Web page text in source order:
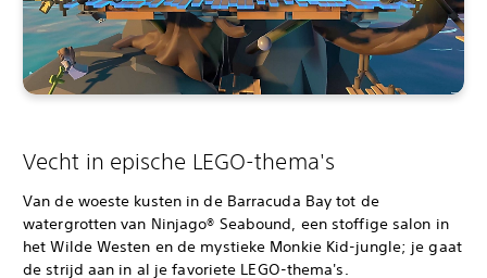
Vecht in epische LEGO-thema's
Van de woeste kusten in de Barracuda Bay tot de
watergrotten van Ninjago® Seabound, een stoffige salon in
het Wilde Westen en de mystieke Monkie Kid-jungle; je gaat
de strijd aan in al je favoriete LEGO-thema's.